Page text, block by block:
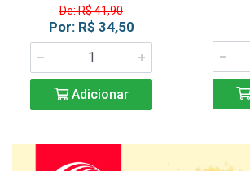
De: R$ 41,90
Por: R$ 34,50
Adicionar